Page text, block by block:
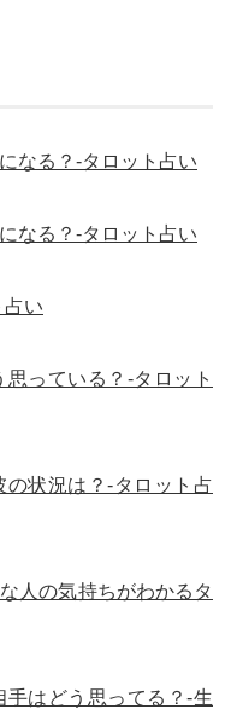
なる？-タロット占い
なる？-タロット占い
占い
っている？-タロット
状況は？-タロット占
人の気持ちがわかるタ
手はどう思ってる？-生